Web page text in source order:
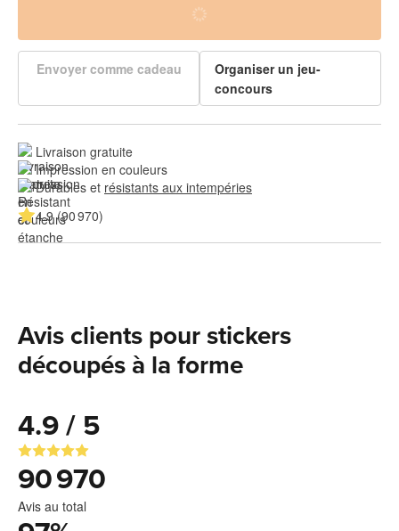
Envoyer comme cadeau
Organiser un jeu-
concours
Livraison gratuite
Impression en couleurs
Durables et résistants aux intempéries
4.9 (90 970)
Avis clients pour stickers
découpés à la forme
4.9 / 5
90 970
Avis au total